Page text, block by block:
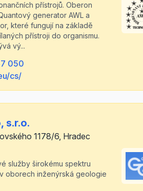
přístrojů. Oberon
generator AWL a
které fungují na základě
přístroji do organismu.
vý...
050
cs/
s.r.o.
1178/6, Hradec
služby širokému spektru
oborech inženýrská geologie